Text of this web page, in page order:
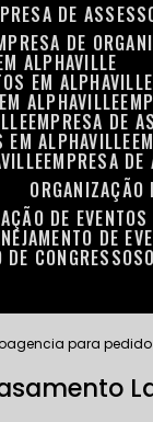
DE
DE
ALPHAVILLE
EM ALPHAVILLE
ALPHAVILLE
EMPRESA DE
EM ALPHAVILLE
EMPRESA
DE
DE
DE CONGRESSOS
agencia para